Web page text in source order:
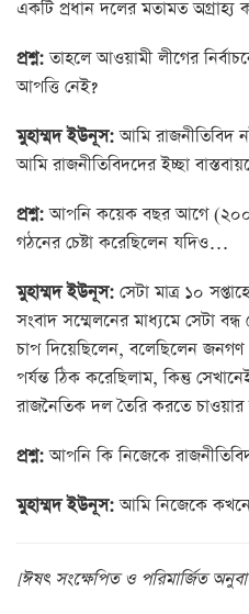
একটি প্রধান দলের মতামত অগ্রাহ্য
প্রশ্ন:তাহলে আওয়ামী লীগের
আপত্তি নেই?
মুহাম্মদ ইউনূস:আমি রাজনীতিবিদ
আমি রাজনীতিবিদদের ইচ্ছা
প্রশ্ন:আপনি কয়েক বছর আগে
গঠনের চেষ্টা করেছিলেন যদিও…
মুহাম্মদ ইউনূস: সেটা মাত্র ১০
সংবাদ সম্মেলনের মাধ্যমে সেটা
চাপ দিয়েছিলেন, বলেছিলেন
পর্যন্ত ঠিক করেছিলাম, কিন্তু
রাজনৈতিক দল তৈরি করতে
প্রশ্ন:আপনি কি নিজেকে
মুহাম্মদ ইউনূস:আমি নিজেকে
[ঈষৎ সংক্ষেপিত ও পরিমার্জিত